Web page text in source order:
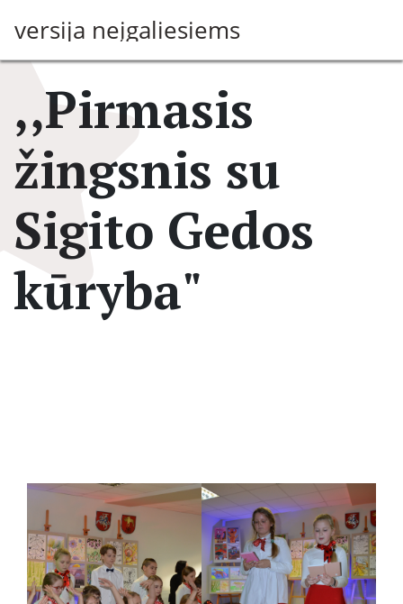
versija neįgaliesiems
,,Pirmasis
žingsnis su
Sigito Gedos
kūryba"